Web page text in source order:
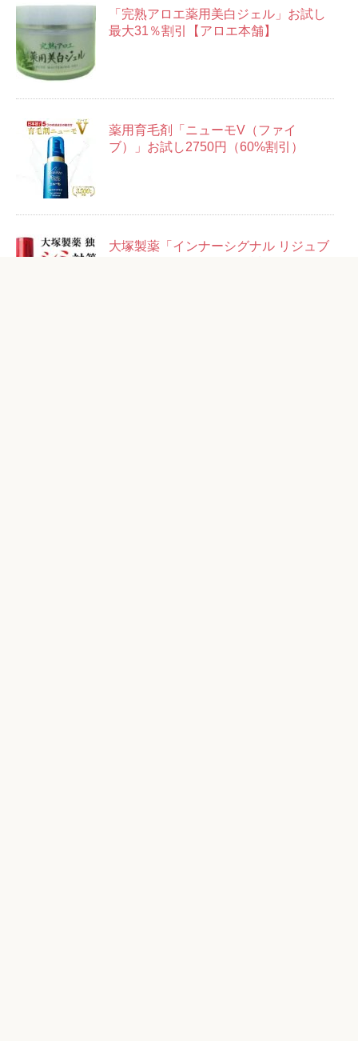
「完熟アロエ薬用美白ジェル」お試し
最大31％割引【アロエ本舗】
薬用育毛剤「ニューモV（ファイ
ブ）」お試し2750円（60%割引）
大塚製薬「インナーシグナル リジュブ